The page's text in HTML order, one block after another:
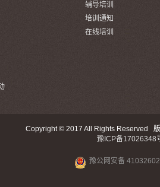
辅导培训
培训通知
在线培训
Copyright © 2017 All Rights Reserved
豫ICP备17026348
豫公网安备